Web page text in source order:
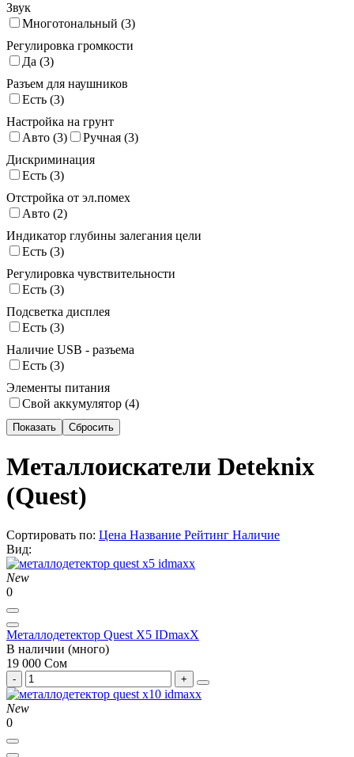
Звук
Многотональный (3)
Регулировка громкости
Да (3)
Разъем для наушников
Есть (3)
Настройка на грунт
Авто (3) Ручная (3)
Дискриминация
Есть (3)
Отстройка от эл.помех
Авто (2)
Индикатор глубины залегания цели
Есть (3)
Регулировка чувствительности
Есть (3)
Подсветка дисплея
Есть (3)
Наличие USB - разъема
Есть (3)
Элементы питания
Свой аккумулятор (4)
Металлоискатели Deteknix
(Quest)
Сортировать по: Цена Название Рейтинг Наличие
Вид:
New
0
Металлодетектор Quest X5 IDmaxX
В наличии (много)
19 000 Сом
New
0